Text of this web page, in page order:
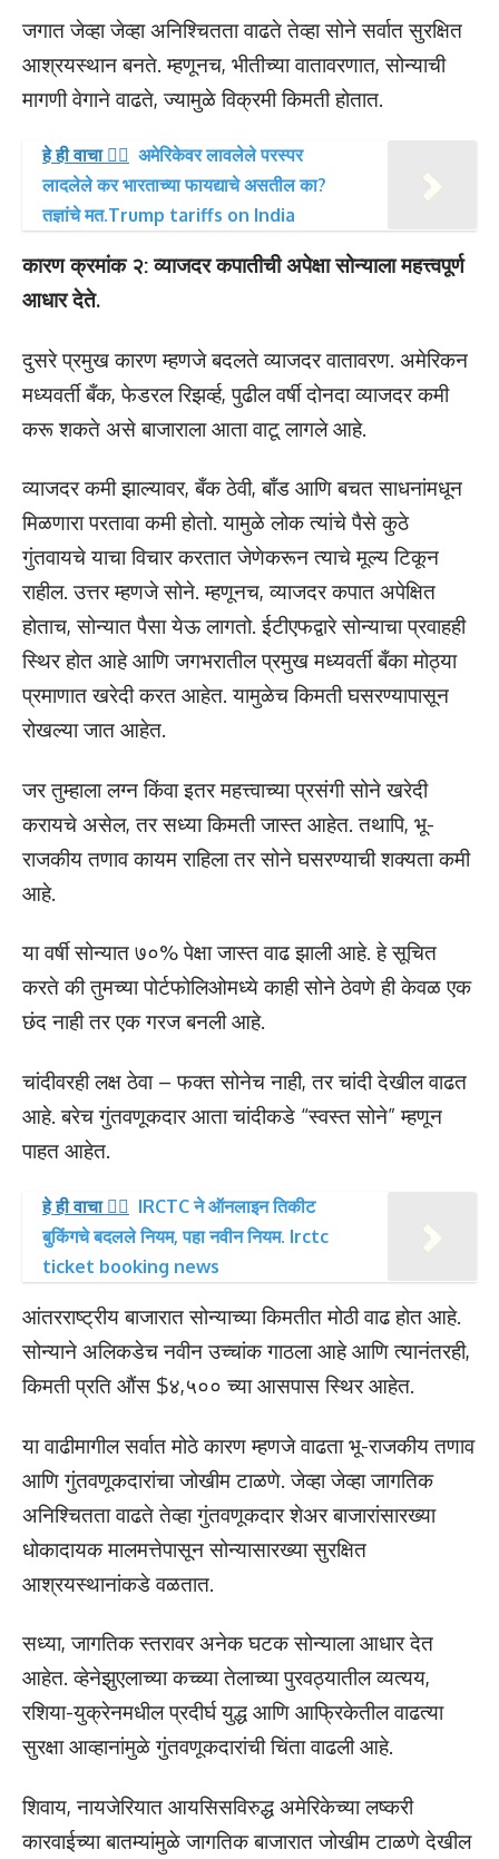
जगात जेव्हा जेव्हा अनिश्चितता वाढते तेव्हा सोने सर्वात सुरक्षित
आश्रयस्थान बनते. म्हणूनच, भीतीच्या वातावरणात, सोन्याची
मागणी वेगाने वाढते, ज्यामुळे विक्रमी किमती होतात.
हे ही वाचा 👉🏻 अमेरिकेवर लावलेले परस्पर
लादलेले कर भारताच्या फायद्याचे असतील का?
तज्ञांचे मत.Trump tariffs on India
कारण क्रमांक २: व्याजदर कपातीची अपेक्षा सोन्याला महत्त्वपूर्ण
आधार देते.
दुसरे प्रमुख कारण म्हणजे बदलते व्याजदर वातावरण. अमेरिकन
मध्यवर्ती बँक, फेडरल रिझर्व्ह, पुढील वर्षी दोनदा व्याजदर कमी
करू शकते असे बाजाराला आता वाटू लागले आहे.
व्याजदर कमी झाल्यावर, बँक ठेवी, बाँड आणि बचत साधनांमधून
मिळणारा परतावा कमी होतो. यामुळे लोक त्यांचे पैसे कुठे
गुंतवायचे याचा विचार करतात जेणेकरून त्याचे मूल्य टिकून
राहील. उत्तर म्हणजे सोने. म्हणूनच, व्याजदर कपात अपेक्षित
होताच, सोन्यात पैसा येऊ लागतो. ईटीएफद्वारे सोन्याचा प्रवाहही
स्थिर होत आहे आणि जगभरातील प्रमुख मध्यवर्ती बँका मोठ्या
प्रमाणात खरेदी करत आहेत. यामुळेच किमती घसरण्यापासून
रोखल्या जात आहेत.
जर तुम्हाला लग्न किंवा इतर महत्त्वाच्या प्रसंगी सोने खरेदी
करायचे असेल, तर सध्या किमती जास्त आहेत. तथापि, भू-
राजकीय तणाव कायम राहिला तर सोने घसरण्याची शक्यता कमी
आहे.
या वर्षी सोन्यात ७०% पेक्षा जास्त वाढ झाली आहे. हे सूचित
करते की तुमच्या पोर्टफोलिओमध्ये काही सोने ठेवणे ही केवळ एक
छंद नाही तर एक गरज बनली आहे.
चांदीवरही लक्ष ठेवा – फक्त सोनेच नाही, तर चांदी देखील वाढत
आहे. बरेच गुंतवणूकदार आता चांदीकडे “स्वस्त सोने” म्हणून
पाहत आहेत.
हे ही वाचा 👉🏻 IRCTC ने ऑनलाइन तिकीट
बुकिंगचे बदलले नियम, पहा नवीन नियम. Irctc
ticket booking news
आंतरराष्ट्रीय बाजारात सोन्याच्या किमतीत मोठी वाढ होत आहे.
सोन्याने अलिकडेच नवीन उच्चांक गाठला आहे आणि त्यानंतरही,
किमती प्रति औंस $४,५०० च्या आसपास स्थिर आहेत.
या वाढीमागील सर्वात मोठे कारण म्हणजे वाढता भू-राजकीय तणाव
आणि गुंतवणूकदारांचा जोखीम टाळणे. जेव्हा जेव्हा जागतिक
अनिश्चितता वाढते तेव्हा गुंतवणूकदार शेअर बाजारांसारख्या
धोकादायक मालमत्तेपासून सोन्यासारख्या सुरक्षित
आश्रयस्थानांकडे वळतात.
सध्या, जागतिक स्तरावर अनेक घटक सोन्याला आधार देत
आहेत. व्हेनेझुएलाच्या कच्च्या तेलाच्या पुरवठ्यातील व्यत्यय,
रशिया-युक्रेनमधील प्रदीर्घ युद्ध आणि आफ्रिकेतील वाढत्या
सुरक्षा आव्हानांमुळे गुंतवणूकदारांची चिंता वाढली आहे.
शिवाय, नायजेरियात आयसिसविरुद्ध अमेरिकेच्या लष्करी
कारवाईच्या बातम्यांमुळे जागतिक बाजारात जोखीम टाळणे देखील